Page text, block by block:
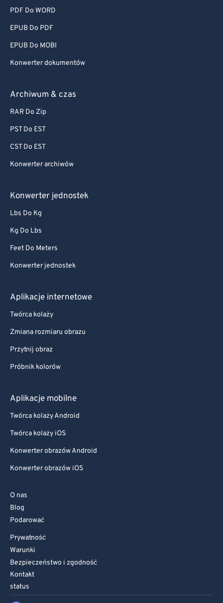
PDF Do WORD
EPUB Do PDF
EPUB Do MOBI
Konwerter dokumentów
Archiwum & czas
RAR Do Zip
PST Do EST
CST Do EST
Konwerter archiwów
Konwerter jednostek
Lbs Do Kg
Kg Do Lbs
Feet Do Meters
Konwerter jednostek
Aplikacje internetowe
Twórca kolaży
Zmiana rozmiaru obrazu
Przytnij obraz
Próbnik kolorów
Aplikacje mobilne
Twórca kolaży Android
Twórca kolaży iOS
Konwerter obrazów Android
Konwerter obrazów iOS
O nas
Blog
Podarować
Prywatność
Warunki
Bezpieczeństwo i zgodność
Kontakt
status